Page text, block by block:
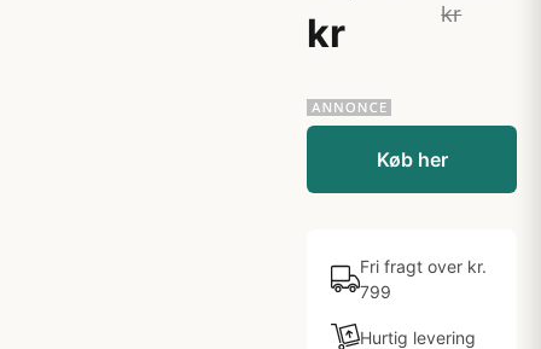
kr
kr
Køb her
Fri fragt over kr.
799
Hurtig levering